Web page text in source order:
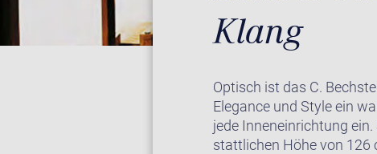
Klang
Optisch ist das C.
Elegance und Style ein
jede Inneneinrichtung
stattlichen Höhe von 126